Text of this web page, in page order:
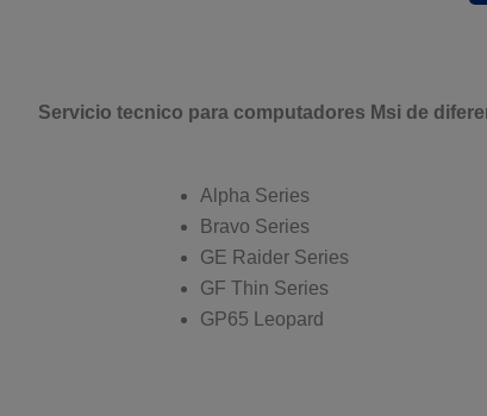
Servicio tecnico para computadores Msi de
Alpha Series
Bravo Series
GE Raider Series
GF Thin Series
GP65 Leopard